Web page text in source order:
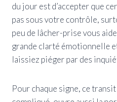
du jour est d’accepter que
pas sous votre contrôle,
peu de lâcher-prise vous
grande clarté émotionnelle
laissiez piéger par des
Pour chaque signe, ce